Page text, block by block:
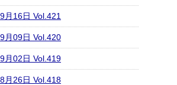
月16日 Vol.421
月09日 Vol.420
月02日 Vol.419
月26日 Vol.418